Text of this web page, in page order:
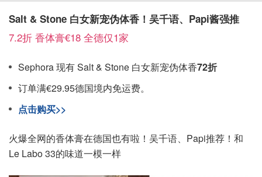
Salt & Stone 白女新宠伪体香！吴千语、Papi酱强推
7.2折 香体膏€18 全德仅1家
Sephora 现有 Salt & Stone 白女新宠伪体香72折
订单满€29.95德国境内免运费。
点击购买>>
火爆全网的香体膏在德国也有啦！吴千语、Papi推荐！和
Le Labo 33的味道一模一样